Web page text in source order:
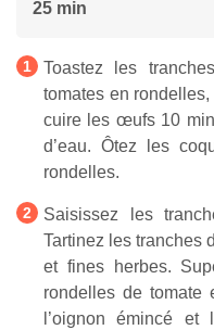
25 min
Toastez les
tomates en
cuire les œufs 10
d’eau. Ôtez les
rondelles.
Saisissez les
Tartinez les tranches
et fines herbes.
rondelles de tomate
l’oignon émincé